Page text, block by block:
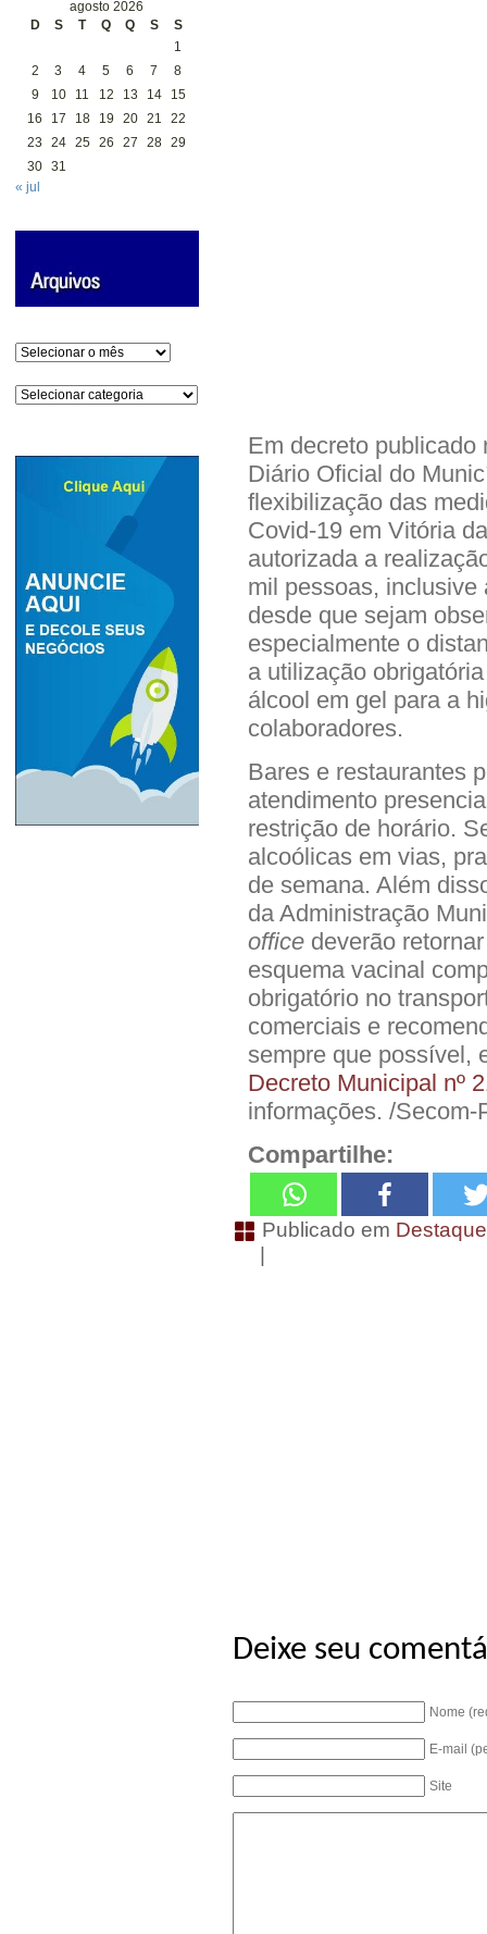
agosto 2026
D
S T Q Q S
S
1
2
3 4 5 6 7
8
9
10 11 12 13 14
15
16
17 18 19 20 21
22
23
24 25 26 27 28 29
30 31
« jul
Arquivos
Categorias
Em decreto publicado
Diário Oficial do
flexibilização das
Covid-19 em Vitória
autorizada a
mil pessoas,
desde que sejam
especialmente o
a utilização
álcool em gel para a
colaboradores.
Bares e restaurantes
atendimento
restrição de horário.
alcoólicas em vias,
de semana. Além
da Administração
office deverão
esquema vacinal
obrigatório no
comerciais e
sempre que possível,
Decreto Municipal nº
informações. /Secom-
Compartilhe:
Publicado em
|
Deixe seu
Nome
E-mail
Site